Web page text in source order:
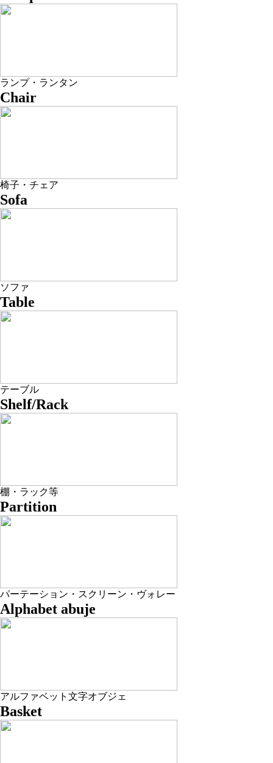
ランプ・ランタン
Chair
椅子・チェア
Sofa
ソファ
Table
テーブル
Shelf/Rack
棚・ラック等
Partition
パーテーション・スクリーン・ヴォレー
Alphabet abuje
アルファベット文字オブジェ
Basket